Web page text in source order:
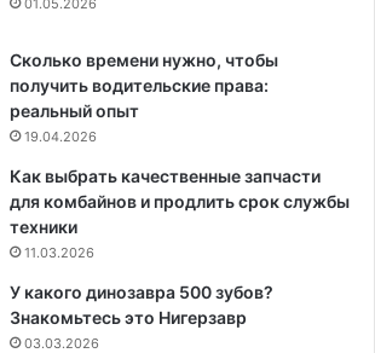
Сколько времени нужно, чтобы
получить водительские права:
реальный опыт
19.04.2026
Как выбрать качественные запчасти
для комбайнов и продлить срок службы
техники
11.03.2026
У какого динозавра 500 зубов?
Знакомьтесь это Нигерзавр
03.03.2026